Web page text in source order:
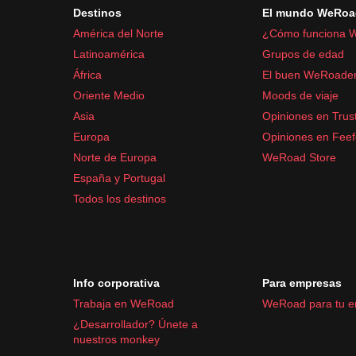
Destinos
América del Norte
Latinoamérica
África
Oriente Medio
Asia
Europa
Norte de Europa
España y Portugal
Todos los destinos
El mundo
¿Cómo funciona
Grupos de edad
El buen
Moods de viaje
Opiniones en
Opiniones en
WeRoad Store
Info corporativa
Trabaja en WeRoad
¿Desarrollador? Únete a
nuestros monkey
Para empresas
WeRoad para tu